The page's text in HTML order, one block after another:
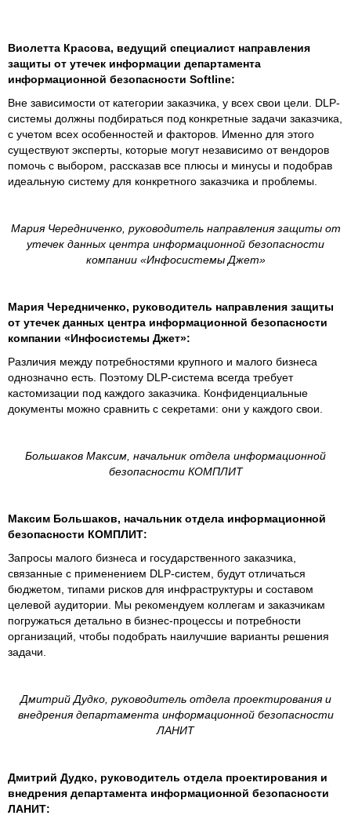
Виолетта Красова, ведущий специалист направления
защиты от утечек информации департамента
информационной безопасности Softline:
Вне зависимости от категории заказчика, у всех свои цели. DLP-
системы должны подбираться под конкретные задачи заказчика,
с учетом всех особенностей и факторов. Именно для этого
существуют эксперты, которые могут независимо от вендоров
помочь с выбором, рассказав все плюсы и минусы и подобрав
идеальную систему для конкретного заказчика и проблемы.
Мария Чередниченко, руководитель направления защиты от
утечек данных центра информационной безопасности
компании «Инфосистемы Джет»
Мария Чередниченко, руководитель направления защиты
от утечек данных центра информационной безопасности
компании «Инфосистемы Джет»:
Различия между потребностями крупного и малого бизнеса
однозначно есть. Поэтому DLP-система всегда требует
кастомизации под каждого заказчика. Конфиденциальные
документы можно сравнить с секретами: они у каждого свои.
Большаков Максим, начальник отдела информационной
безопасности КОМПЛИТ
Максим Большаков, начальник отдела информационной
безопасности КОМПЛИТ:
Запросы малого бизнеса и государственного заказчика,
связанные с применением DLP-систем, будут отличаться
бюджетом, типами рисков для инфраструктуры и составом
целевой аудитории. Мы рекомендуем коллегам и заказчикам
погружаться детально в бизнес-процессы и потребности
организаций, чтобы подобрать наилучшие варианты решения
задачи.
Дмитрий Дудко, руководитель отдела проектирования и
внедрения департамента информационной безопасности
ЛАНИТ
Дмитрий Дудко, руководитель отдела проектирования и
внедрения департамента информационной безопасности
ЛАНИТ: